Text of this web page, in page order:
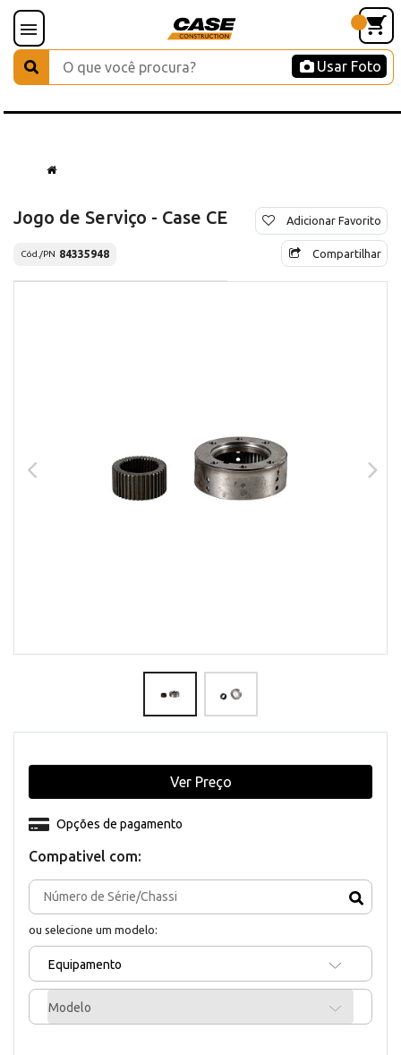
Usar Foto
Jogo de Serviço - Case CE
Cód./PN 84335948
Adicionar Favorito
Compartilhar
Compativel com:
ou selecione um modelo:
Equipamento
Modelo
Opções de pagamento
Ver Preço